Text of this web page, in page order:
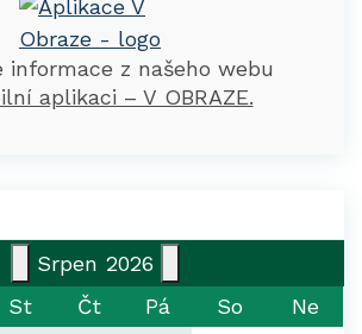
informace z našeho webu
aplikaci – V OBRAZE.
Srpen 2026
St Čt Pá So
Ne